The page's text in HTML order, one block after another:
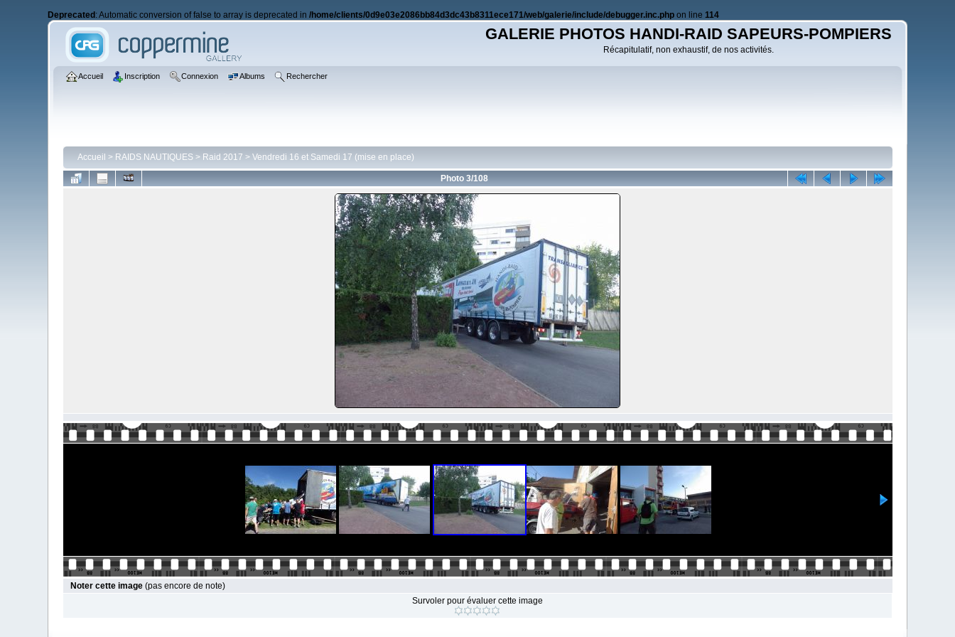
Deprecated : Automatic conversion of false to array is deprecated in/home/clients/0d9e03e2086bb84d3dc43b8311ece171/web/galerie/include/debugger.inc.php on line114
GALERIE PHOTOS HANDI-RAID SAPEURS-POMPIERS
Récapitulatif, non exhaustif, de nos activités.
Accueil Inscription Connexion Albums Rechercher
Accueil > RAIDS NAUTIQUES> Raid 2017 > Vendredi 16 et Samedi 17 (mise en place)
Photo 3/108
Noter cette image (pas encore de note)
Survoler pour évaluer cette image